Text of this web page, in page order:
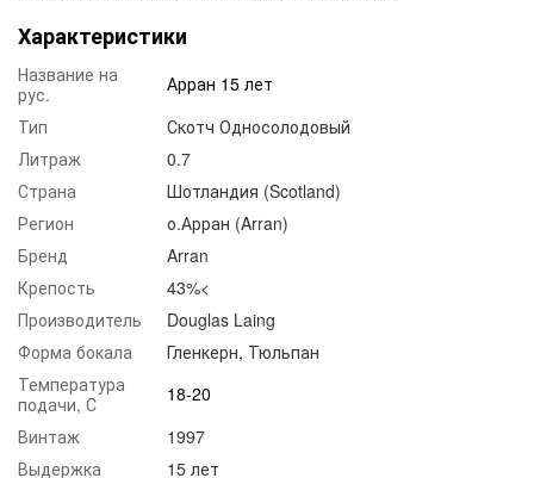
Характеристики
Название на
рус.
Арран 15 лет
Тип
Скотч Односолодовый
Литраж
0.7
Страна
Шотландия (Scotland)
Регион
о.Арран (Arran)
Бренд
Arran
Крепость
43%<
Производитель
Douglas Laing
Форма бокала
Гленкерн, Тюльпан
Температура
подачи, С
18-20
Винтаж
1997
Выдержка
15 лет